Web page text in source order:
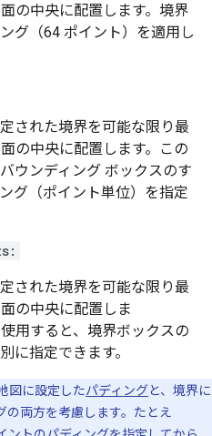
の中央に配置します。境界
グ（64 ポイント）を適用し
された境界を可能な限り最
の中央に配置します。この
ウンディング ボックスのす
グ（ポイント単位）を指定
された境界を可能な限り最
の中央に配置しま
用すると、境界ボックスの
に指定できます。
図に設定したパディングと、境界に
の両方を考慮します。たとえ